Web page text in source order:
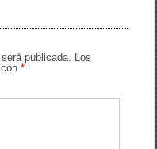
publicada. Los
con*